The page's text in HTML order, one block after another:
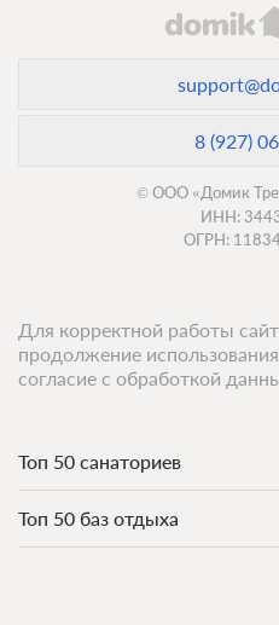
8 (927)
© ООО «Домик
ИНН:
ОГРН:
Топ 50 санаториев
Топ 50 баз отдыха
Для корректной работы
продолжение
согласие с обработкой